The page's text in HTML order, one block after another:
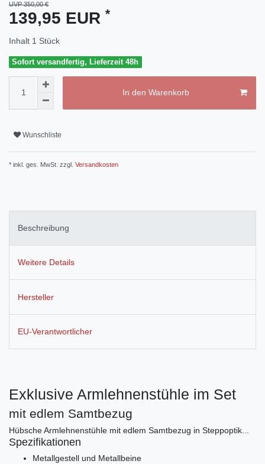
UVP 350,00 €
139,95 EUR *
Inhalt 1 Stück
Sofort versandfertig, Lieferzeit 48h
In den Warenkorb
Wunschliste
* inkl. ges. MwSt. zzgl. Versandkosten
Beschreibung
Weitere Details
Hersteller
EU-Verantwortlicher
Exklusive Armlehnenstühle im Set
mit edlem Samtbezug
Hübsche Armlehnenstühle mit edlem Samtbezug in Steppoptik...
Spezifikationen
Metallgestell und Metallbeine